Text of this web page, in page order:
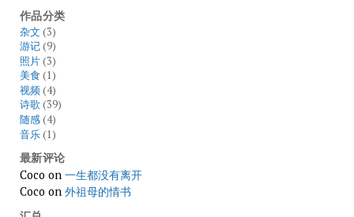
作品分类
杂文 (3)
游记(9)
照片(3)
美食 (1)
视频(4)
诗歌(39)
随感(4)
音乐(1)
最新评论
Coco on 一生都没有离开
Coco on 外祖母的情书